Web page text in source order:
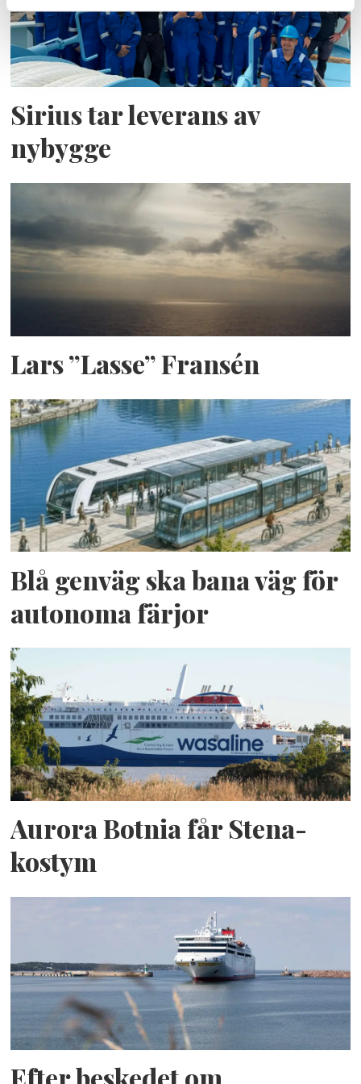
Sirius tar leverans av
nybygge
Lars ”Lasse” Fransén
Blå genväg ska bana väg för
autonoma färjor
Aurora Botnia får Stena-
kostym